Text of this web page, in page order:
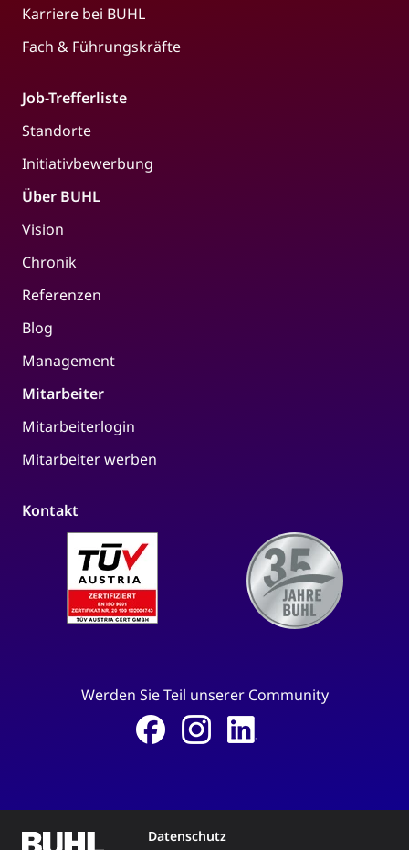
Karriere bei BUHL
Fach & Führungskräfte
Job-Trefferliste
Standorte
Initiativbewerbung
Über BUHL
Vision
Chronik
Referenzen
Blog
Management
Mitarbeiter
Mitarbeiterlogin
Mitarbeiter werben
Kontakt
Werden Sie Teil unserer Community
Datenschutz